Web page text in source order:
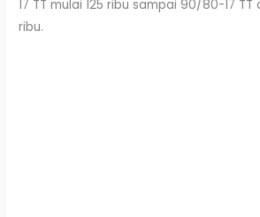
17 TT mulai 125 ribu sampai 90/80-17
ribu.